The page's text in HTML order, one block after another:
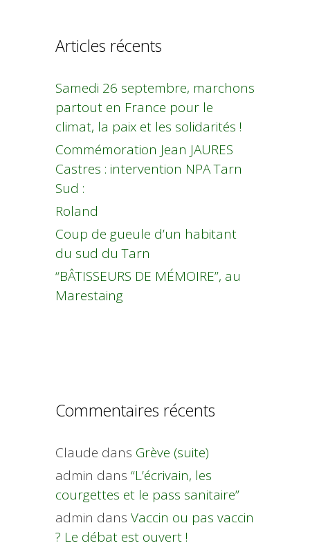
Articles récents
Samedi 26 septembre, marchons
partout en France pour le
climat, la paix et les solidarités !
Commémoration Jean JAURES
Castres : intervention NPA Tarn
Sud :
Roland
Coup de gueule d’un habitant
du sud du Tarn
“BÂTISSEURS DE MÉMOIRE”, au
Marestaing
Commentaires récents
Claude dans Grève (suite)
admin dans “L’écrivain, les
courgettes et le pass sanitaire”
admin dans Vaccin ou pas vaccin
? Le débat est ouvert !